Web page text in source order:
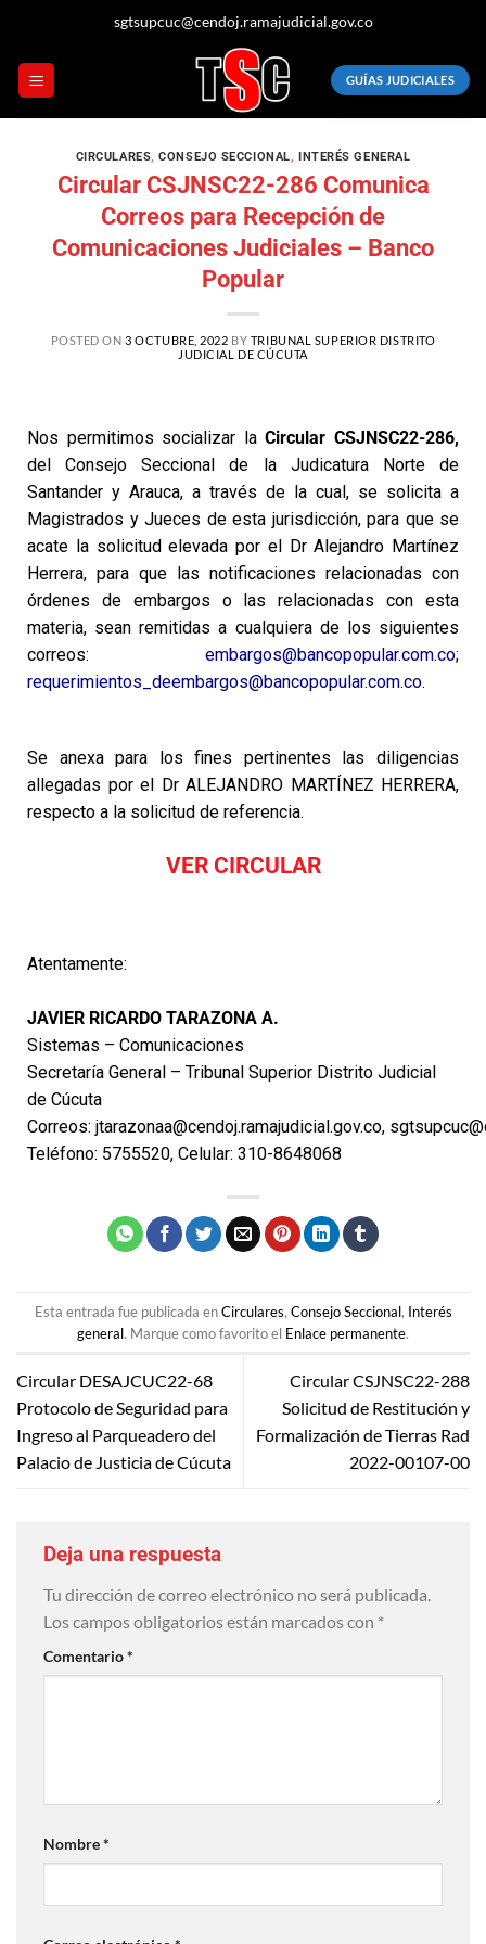
sgtsupcuc@cendoj.ramajudicial.gov.co
GUÍAS JUDICIALES
CIRCULARES,CONSEJO SECCIONAL, INTERÉS GENERAL
Circular CSJNSC22-286 Comunica
Correos para Recepción de
Comunicaciones Judiciales – Banco
Popular
POSTED ON3 OCTUBRE, 2022 BY TRIBUNAL SUPERIOR DISTRITO
JUDICIAL DE CÚCUTA
Nos permitimos socializar laCircular CSJNSC22-286,
del Consejo Seccional de la Judicatura Norte de
Santander y Arauca, a través de la cual, se solicita a
Magistrados y Jueces de esta jurisdicción, para que se
acate la solicitud elevada por el Dr Alejandro Martínez
Herrera, para que las notificaciones relacionadas con
órdenes de embargos o las relacionadas con esta
materia, sean remitidas a cualquiera de los siguientes
correos: embargos@bancopopular.com.co;
requerimientos_deembargos@bancopopular.com.co.
Se anexa para los fines pertinentes las diligencias
allegadas por el Dr ALEJANDRO MARTÍNEZ HERRERA,
respecto a la solicitud de referencia.
VER CIRCULAR
Atentamente:
JAVIER RICARDO TARAZONA A.
Sistemas – Comunicaciones
Secretaría General – Tribunal Superior Distrito Judicial
de Cúcuta
Correos: jtarazonaa@cendoj.ramajudicial.gov.co,
Teléfono: 5755520, Celular: 310-8648068
Esta entrada fue publicada enCirculares, Consejo Seccional, Interés
general. Marque como favorito el Enlace permanente.
Circular DESAJCUC22-68
Protocolo de Seguridad para
Ingreso al Parqueadero del
Palacio de Justicia de Cúcuta
Circular CSJNSC22-288
Solicitud de Restitución y
Formalización de Tierras Rad
2022-00107-00
Deja una respuesta
Tu dirección de correo electrónico no será publicada.
Los campos obligatorios están marcados con *
Comentario*
Nombre*